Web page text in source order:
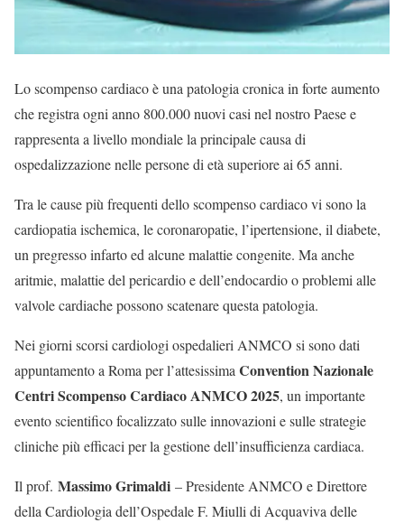
Lo scompenso cardiaco è una patologia cronica in forte aumento
che registra ogni anno 800.000 nuovi casi nel nostro Paese e
rappresenta a livello mondiale la principale causa di
ospedalizzazione nelle persone di età superiore ai 65 anni.
Tra le cause più frequenti dello scompenso cardiaco vi sono la
cardiopatia ischemica, le coronaropatie, l’ipertensione, il diabete,
un pregresso infarto ed alcune malattie congenite. Ma anche
aritmie, malattie del pericardio e dell’endocardio o problemi alle
valvole cardiache possono scatenare questa patologia.
Nei giorni scorsi cardiologi ospedalieri ANMCO si sono dati
appuntamento a Roma per l’attesissima Convention Nazionale
Centri Scompenso Cardiaco ANMCO 2025, un importante
evento scientifico focalizzato sulle innovazioni e sulle strategie
cliniche più efficaci per la gestione dell’insufficienza cardiaca.
Il prof. Massimo Grimaldi – Presidente ANMCO e Direttore
della Cardiologia dell’Ospedale F. Miulli di Acquaviva delle